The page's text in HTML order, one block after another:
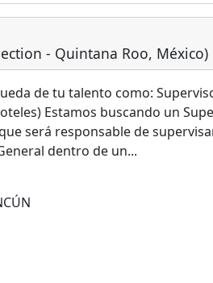
- Quintana Roo, México)
de tu talento como:
Estamos buscando un
será responsable de
dentro de un...